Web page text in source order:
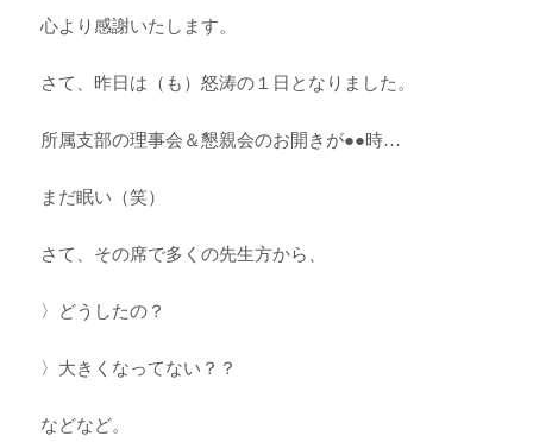
心より感謝いたします。
さて、昨日は（も）怒涛の１日となりました。
所属支部の理事会＆懇親会のお開きが●●時…
まだ眠い（笑）
さて、その席で多くの先生方から、
〉どうしたの？
〉大きくなってない？？
などなど。